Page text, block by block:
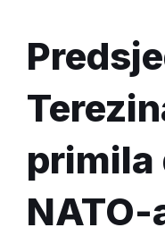
primila
NATO-